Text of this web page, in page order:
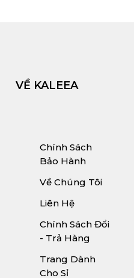
VỀ KALEEA
Chính Sách
Bảo Hành
Về Chúng Tôi
Liên Hệ
Chính Sách Đổi
- Trả Hàng
Trang Dành
Cho Sỉ